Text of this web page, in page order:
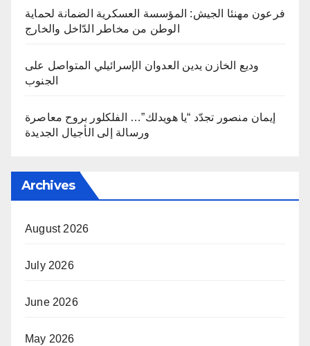
فرعون مهنئا الجيش: المؤسسة العسكرية الضمانة لحماية
الوطن من مخاطر الدّاخل والخارج
وديع الخازن يدين العدوان الإسرائيلي المتواصل على
الجنوب
إيمان منصور تجدّد “يا هويدلك”… الفلكلور بروح معاصرة
ورسالة إلى الأجيال الجديدة
Archives
August 2026
July 2026
June 2026
May 2026